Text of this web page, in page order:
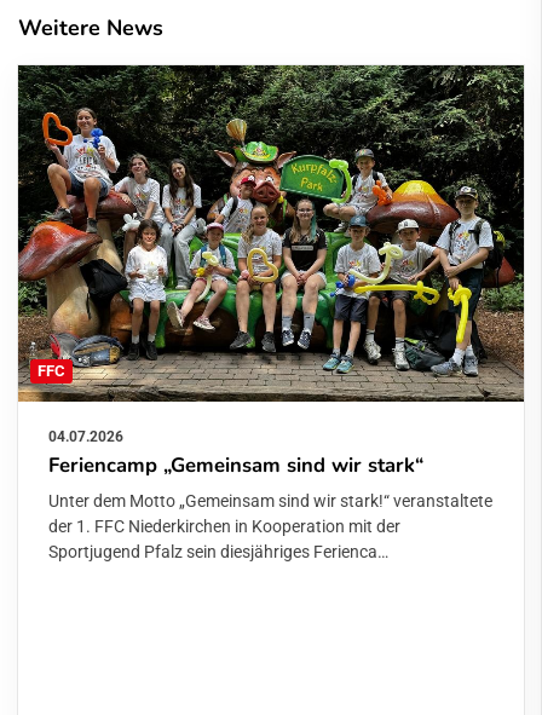
Weitere News
FFC
04.07.2026
Feriencamp „Gemeinsam sind wir stark“
Unter dem Motto „Gemeinsam sind wir stark!“ veranstaltete
der 1. FFC Niederkirchen in Kooperation mit der
Sportjugend Pfalz sein diesjähriges Ferienca…